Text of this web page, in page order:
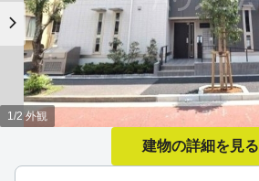
1/2 外観
建物の詳細を見る